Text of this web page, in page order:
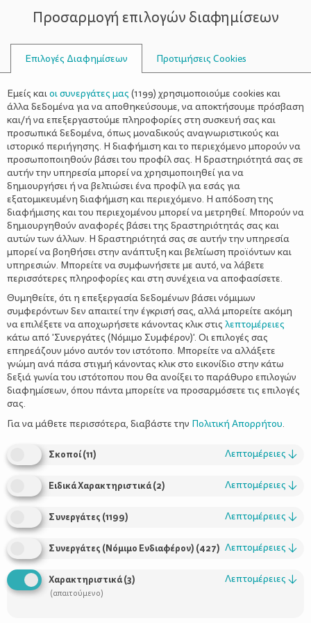
ΣΥΜΒΟΥΛΟΙ
ΟΙΚΟΓΈΝΕΙΑ>ΟΙΚΟΓΕΝΕΙΑΚΈΣ ΔΡΑΣΤΗΡΙΌΤΗΤΕΣ
ΔΕΛΤΑ Smart Φαντασματάκια
Υλικά που θα χρειαστούν:
Λευκός πηλός που στεγνώνει με τον αέρα (500gr)
1 καλαμάκι
Σπάγκος ή λαμπάκια
Προσαρμογή επιλογών διαφημίσεων
Επιλογές Διαφημίσεων Προτιμήσεις Cookies
Εμείς καιοι συνεργάτες μας (1199) χρησιμοποιούμε cookies και
άλλα δεδομένα για να αποθηκεύσουμε, να αποκτήσουμε πρόσβαση
και/ή να επεξεργαστούμε πληροφορίες στη συσκευή σας και
προσωπικά δεδομένα, όπως μοναδικούς αναγνωριστικούς και
ιστορικό περιήγησης. Η διαφήμιση και το περιεχόμενο μπορούν να
προσωποποιηθούν βάσει του προφίλ σας. Η δραστηριότητά σας σε
αυτήν την υπηρεσία μπορεί να χρησιμοποιηθεί για να
δημιουργήσει ή να βελτιώσει ένα προφίλ για εσάς για
εξατομικευμένη διαφήμιση και περιεχόμενο. Η απόδοση της
διαφήμισης και του περιεχομένου μπορεί να μετρηθεί. Μπορούν να
δημιουργηθούν αναφορές βάσει της δραστηριότητάς σας και
αυτών των άλλων. Η δραστηριότητά σας σε αυτήν την υπηρεσία
μπορεί να βοηθήσει στην ανάπτυξη και βελτίωση προϊόντων και
υπηρεσιών. Μπορείτε να συμφωνήσετε με αυτό, να λάβετε
περισσότερες πληροφορίες και στη συνέχεια να αποφασίσετε.
Θυμηθείτε, ότι η επεξεργασία δεδομένων βάσει νόμιμων
συμφερόντων δεν απαιτεί την έγκρισή σας, αλλά μπορείτε ακόμη
να επιλέξετε να αποχωρήσετε κάνοντας κλικ στις λεπτομέρειες
κάτω από 'Συνεργάτες (Νόμιμο Συμφέρον)'. Οι επιλογές σας
επηρεάζουν μόνο αυτόν τον ιστότοπο. Μπορείτε να αλλάξετε
γνώμη ανά πάσα στιγμή κάνοντας κλικ στο εικονίδιο στην κάτω
δεξιά γωνία του ιστότοπου που θα ανοίξει το παράθυρο επιλογών
διαφημίσεων, όπου πάντα μπορείτε να προσαρμόσετε τις επιλογές
σας.
Για να μάθετε περισσότερα, διαβάστε την Πολιτική Απορρήτου.
Σκοποί(11) Λεπτομέρειες ↓
Ειδικά Χαρακτηριστικά(2) Λεπτομέρειες ↓
Συνεργάτες (1199) Λεπτομέρειες ↓
Συνεργάτες (Νόμιμο Ενδιαφέρον) (427) Λεπτομέρειες ↓
Χαρακτηριστικά(3)
(απαιτούμενο)
Λεπτομέρειες ↓